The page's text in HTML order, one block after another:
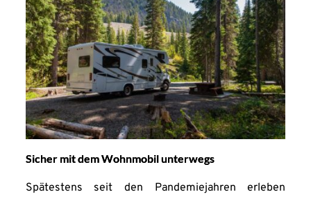
Sicher mit dem Wohnmobil unterwegs
Spätestens seit den Pandemiejahren erleben